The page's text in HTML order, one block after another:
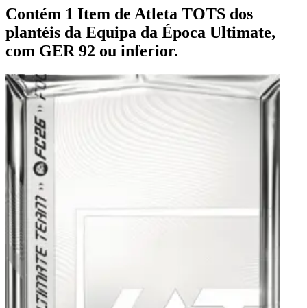
Contém 1 Item de Atleta TOTS dos
plantéis da Equipa da Época Ultimate,
com GER 92 ou inferior.